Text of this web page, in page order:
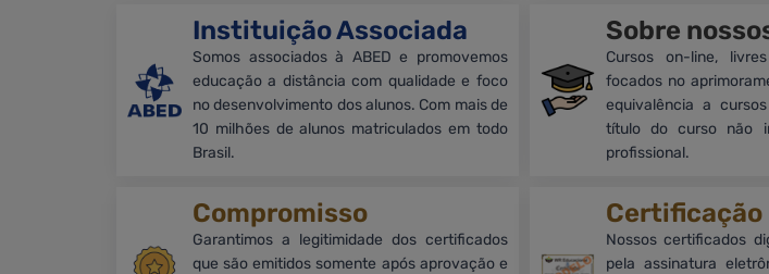
Instituição Associada
Somos associados à ABED e promovemos
educação a distância com qualidade e foco
no desenvolvimento dos alunos. Com mais de
10 milhões de alunos matriculados em todo
Brasil.
Sobre
Cursos on-line,
focados no
equivalência a
título do curso não
profissional.
Compromisso
Garantimos a legitimidade dos certificados
que são emitidos somente após aprovação e
Certificação
Nossos certificados
pela assinatura